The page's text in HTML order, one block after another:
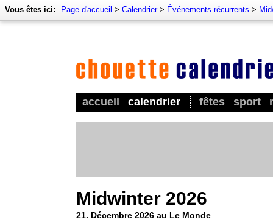
accueil calendrier fêtes sport
Vous êtes ici: Page d'accueil > Calendrier> Événements récurrents >
Midwinter 2026
21. Décembre 2026 au Le Monde